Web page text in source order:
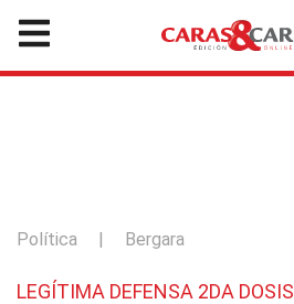
Política | Bergara
LEGÍTIMA DEFENSA 2DA DOSIS